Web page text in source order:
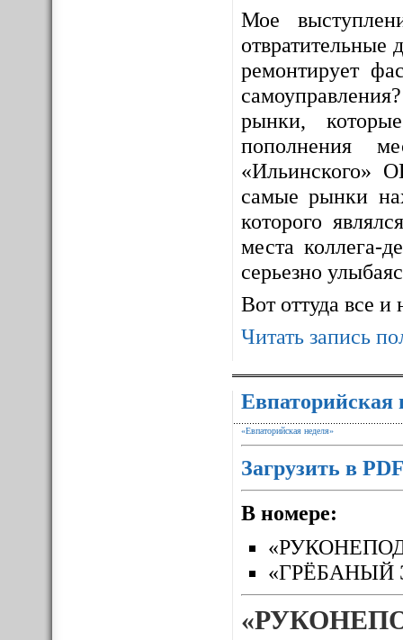
Мое
отвратительные
ремонтирует
рынки,
пополнения
«Ильинского»
самые рынки
которого
места коллега-
серьезно
Вот оттуда все и
Читать запись
Евпаторийская
«Евпаторийская неделя»
Загрузить в
В номере:
«ГРЁБАНЫЙ